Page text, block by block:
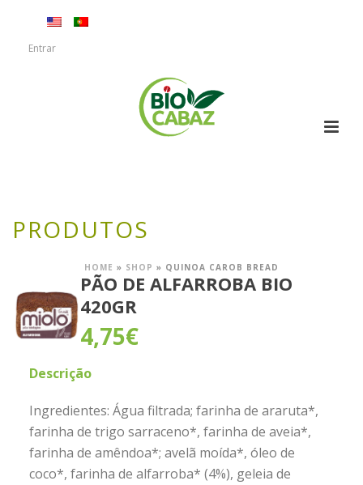
Entrar
PRODUTOS
HOME » SHOP » QUINOA CAROB BREAD
PÃO DE ALFARROBA BIO
420GR
4,75€
Descrição
Ingredientes: Água filtrada; farinha de araruta*,
farinha de trigo sarraceno*, farinha de aveia*,
farinha de amêndoa*; avelã moída*, óleo de
coco*, farinha de alfarroba* (4%), geleia de